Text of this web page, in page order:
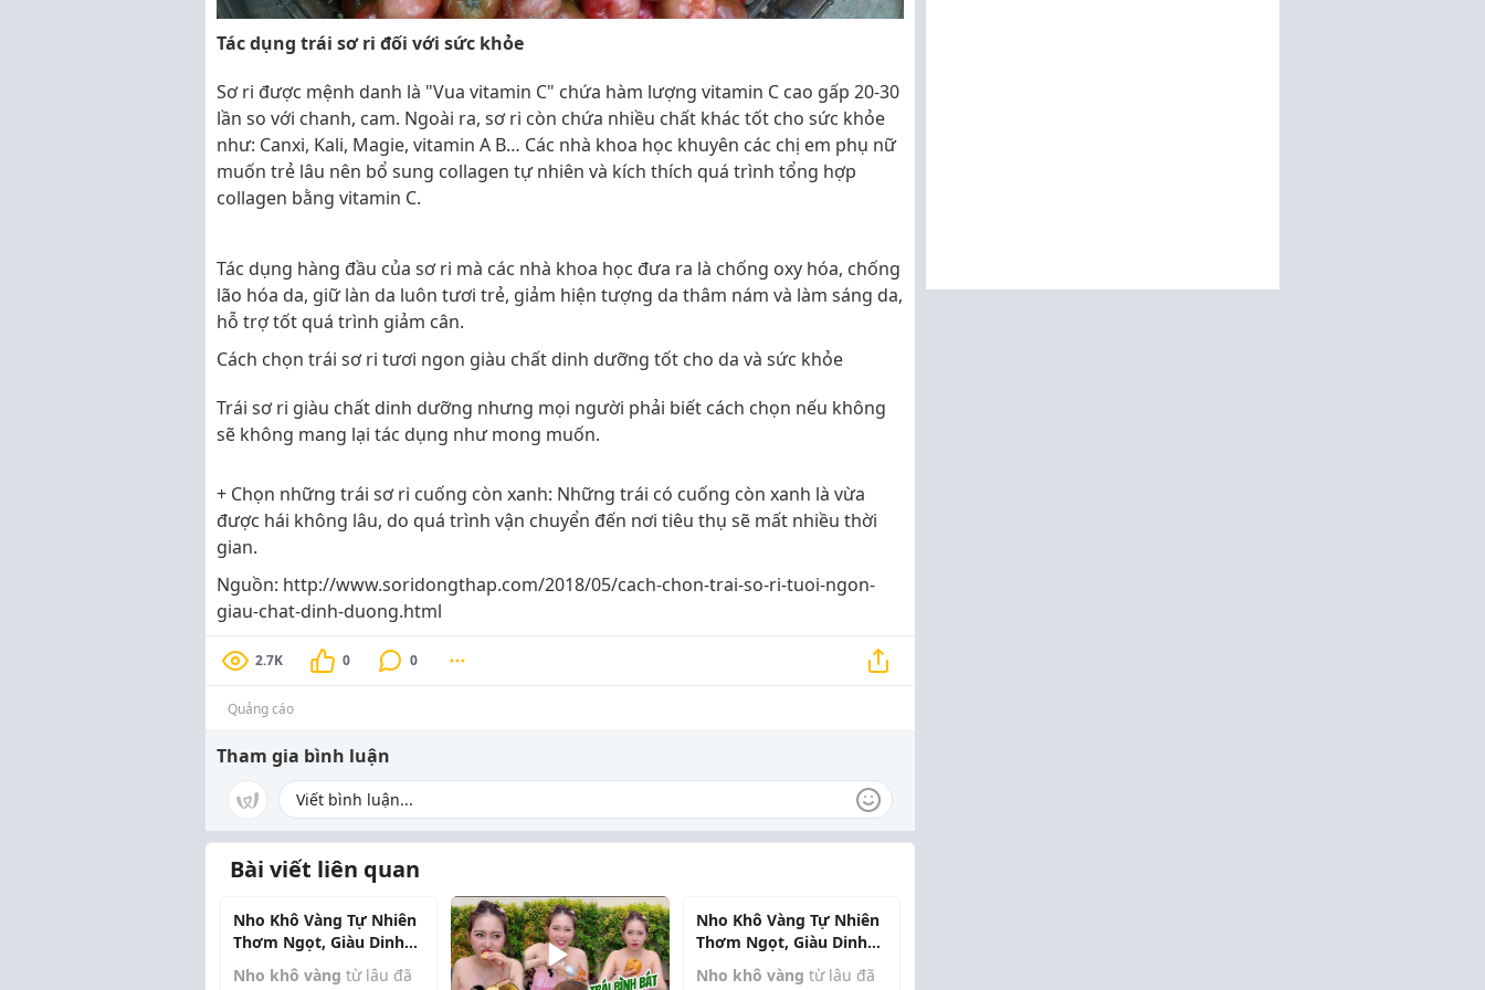
Tác dụng trái sơ ri đối với sức khỏe
Sơ ri được mệnh danh là "Vua vitamin C" chứa hàm lượng vitamin C cao gấp 20-30
lần so với chanh, cam. Ngoài ra, sơ ri còn chứa nhiều chất khác tốt cho sức khỏe
như: Canxi, Kali, Magie, vitamin A B… Các nhà khoa học khuyên các chị em phụ nữ
muốn trẻ lâu nên bổ sung collagen tự nhiên và kích thích quá trình tổng hợp
collagen bằng vitamin C.
Tác dụng hàng đầu của sơ ri mà các nhà khoa học đưa ra là chống oxy hóa, chống
lão hóa da, giữ làn da luôn tươi trẻ, giảm hiện tượng da thâm nám và làm sáng da,
hỗ trợ tốt quá trình giảm cân.
Cách chọn trái sơ ri tươi ngon giàu chất dinh dưỡng tốt cho da và sức khỏe
Trái sơ ri giàu chất dinh dưỡng nhưng mọi người phải biết cách chọn nếu không
sẽ không mang lại tác dụng như mong muốn.
+ Chọn những trái sơ ri cuống còn xanh: Những trái có cuống còn xanh là vừa
được hái không lâu, do quá trình vận chuyển đến nơi tiêu thụ sẽ mất nhiều thời
gian.
Nguồn: http://www.soridongthap.com/2018/05/cach-chon-trai-so-ri-tuoi-ngon-
giau-chat-dinh-duong.html
2.7K 0 0
Quảng cáo
Tham gia bình luận
Bài viết liên quan
Nho Khô Vàng Tự Nhiên
Thơm Ngọt, Giàu Dinh
Dưỡng
Nho khô vàng từ lâu đã
Nho Khô Vàng Tự Nhiên
Thơm Ngọt, Giàu Dinh
Dưỡng
Nho khô vàng từ lâu đã